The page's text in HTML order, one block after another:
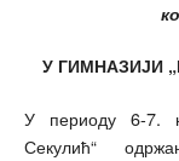
У ГИМНАЗИЈИ
У периоду 6-7.
Секулић“